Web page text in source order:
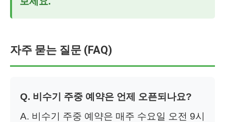
자주 묻는 질문 (FAQ)
Q. 비수기 주중 예약은 언제 오픈되나요?
A. 비수기 주중 예약은 매주 수요일 오전 9시